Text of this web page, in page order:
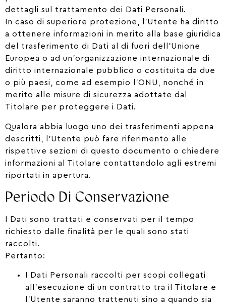
dettagli sul trattamento dei Dati Personali.
In caso di superiore protezione, l’Utente ha diritto
a ottenere informazioni in merito alla base giuridica
del trasferimento di Dati al di fuori dell’Unione
Europea o ad un’organizzazione internazionale di
diritto internazionale pubblico o costituita da due
o più paesi, come ad esempio l’ONU, nonché in
merito alle misure di sicurezza adottate dal
Titolare per proteggere i Dati.
Qualora abbia luogo uno dei trasferimenti appena
descritti, l’Utente può fare riferimento alle
rispettive sezioni di questo documento o chiedere
informazioni al Titolare contattandolo agli estremi
riportati in apertura.
Periodo Di Conservazione
I Dati sono trattati e conservati per il tempo
richiesto dalle finalità per le quali sono stati
raccolti.
Pertanto:
I Dati Personali raccolti per scopi collegati
all’esecuzione di un contratto tra il Titolare e
l’Utente saranno trattenuti sino a quando sia